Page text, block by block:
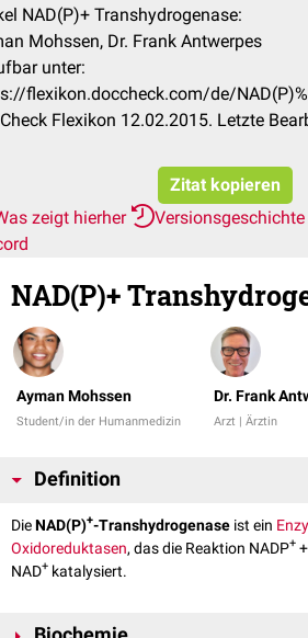
NAD(P)+ Transhydrogenase:
Mohssen, Dr. Frank Antwerpes
unter:
flexikon.doccheck.com/de/
Flexikon 12.02.2015. Letzte
Zitat kopieren
zeigt hierher
Versionsgeschichte
NAD(P)+
Ayman Mohssen
Student/in der Humanmedizin
Dr. Frank
Arzt | Ärztin
Definition
DieNAD(P)+-Transhydrogenase ist ein
Oxidoreduktasen, das die Reaktion NADP+
NAD+ katalysiert.